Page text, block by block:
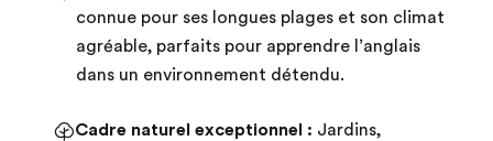
connue pour ses longues plages et son climat
agréable, parfaits pour apprendre l’anglais
dans un environnement détendu.
Cadre naturel exceptionnel : Jardins,